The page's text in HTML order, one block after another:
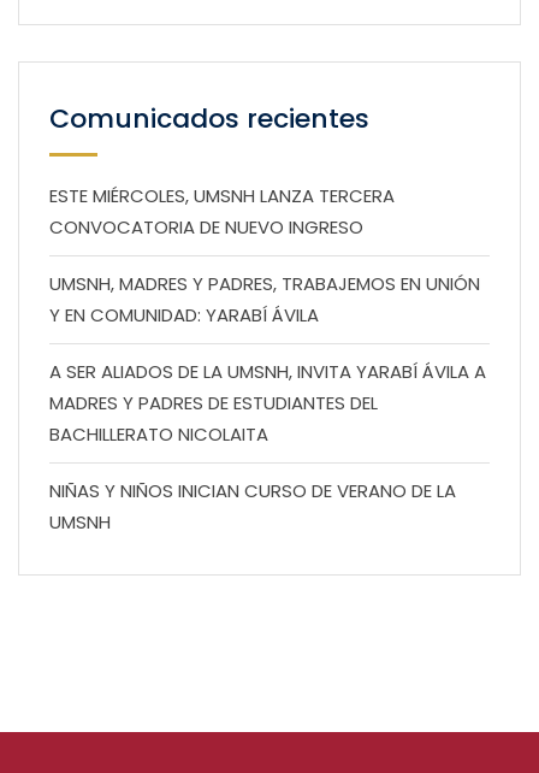
Comunicados recientes
ESTE MIÉRCOLES, UMSNH LANZA TERCERA
CONVOCATORIA DE NUEVO INGRESO
UMSNH, MADRES Y PADRES, TRABAJEMOS EN UNIÓN
Y EN COMUNIDAD: YARABÍ ÁVILA
A SER ALIADOS DE LA UMSNH, INVITA YARABÍ ÁVILA A
MADRES Y PADRES DE ESTUDIANTES DEL
BACHILLERATO NICOLAITA
NIÑAS Y NIÑOS INICIAN CURSO DE VERANO DE LA
UMSNH